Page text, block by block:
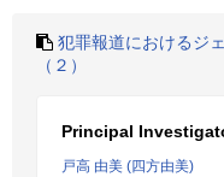
犯罪報道におけるジ
（２）
Principal
戸高 由美 (四方由美)